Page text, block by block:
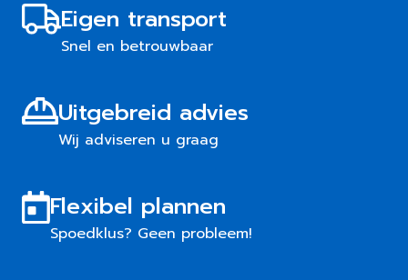
Eigen transport
Snel en betrouwbaar
Uitgebreid advies
Wij adviseren u graag
Flexibel plannen
Spoedklus? Geen probleem!